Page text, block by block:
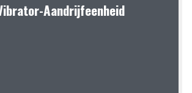
Aandrijfeenheid